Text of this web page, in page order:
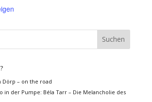
Dörp – on the road
in der Pumpe: Béla Tarr – Die Melancholie des